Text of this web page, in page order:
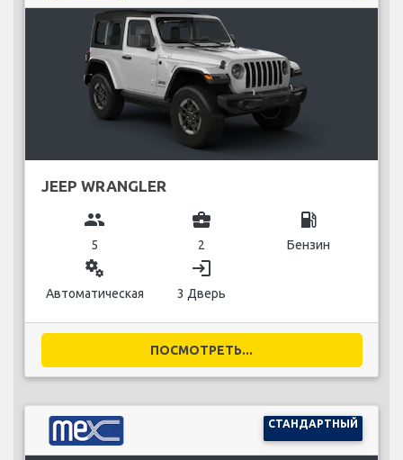
JEEP WRANGLER
group
5
business_center
2
local_gas_station
Бензин
miscellaneous_services
Автоматическая
login
3 Дверь
ПОСМОТРЕТЬ...
СТАНДАРТНЫЙ